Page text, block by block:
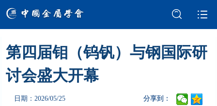
学会介绍 新闻中心
学术交流
第四届钼（钨钒）与钢国际研
讨会盛大开幕
日期：2026/05/25 分享到：